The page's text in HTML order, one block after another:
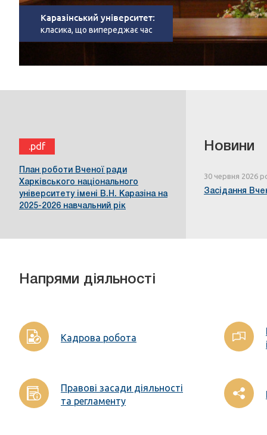
Каразінський університет:
класика, що випереджає час
.pdf
План роботи Вченої ради
Харківського національного
університету імені В.Н. Каразіна на
2025-2026 навчальний рік
Новини
30 червня 2026
Засідання
Напрями діяльності
Кадрова робота
Правові засади діяльності
та регламенту